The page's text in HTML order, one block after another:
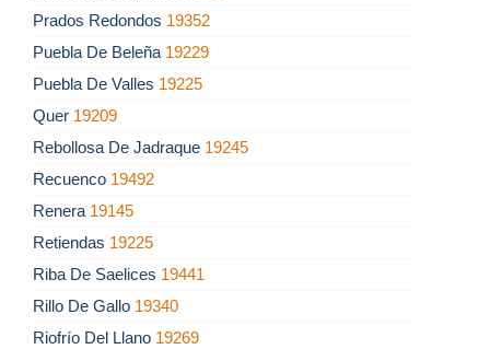
Prados Redondos 19352
Puebla De Beleña 19229
Puebla De Valles 19225
Quer 19209
Rebollosa De Jadraque 19245
Recuenco 19492
Renera 19145
Retiendas 19225
Riba De Saelices 19441
Rillo De Gallo 19340
Riofrío Del Llano 19269